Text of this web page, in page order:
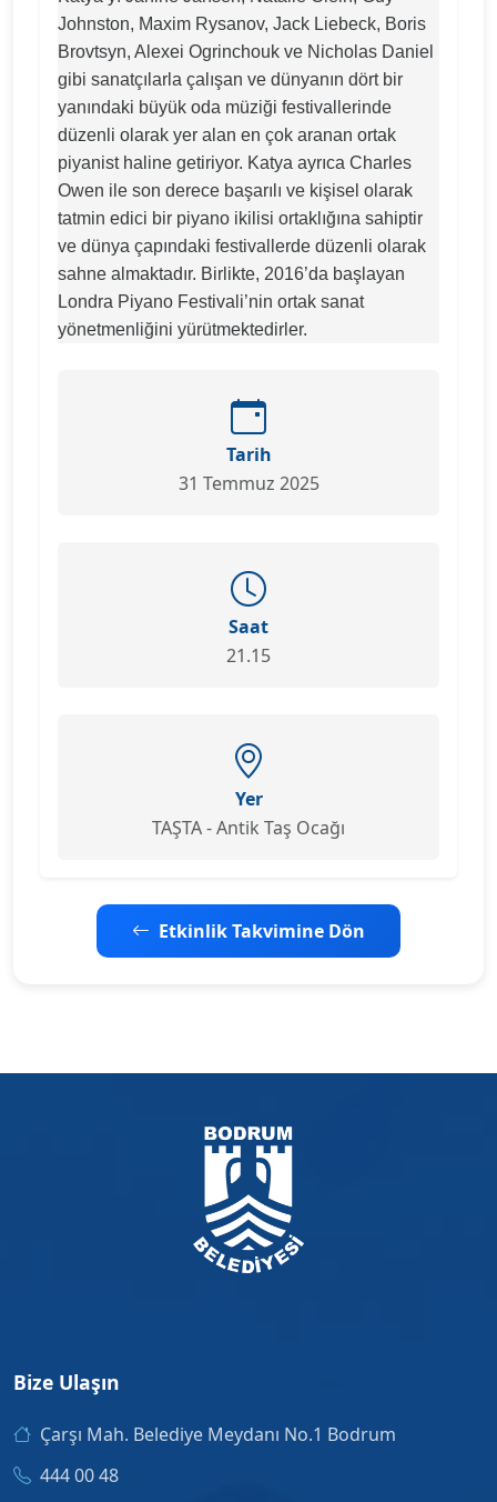
Johnston, Maxim Rysanov, Jack Liebeck, Boris
Brovtsyn, Alexei Ogrinchouk ve Nicholas Daniel
gibi sanatçılarla çalışan ve dünyanın dört bir
yanındaki büyük oda müziği festivallerinde
düzenli olarak yer alan en çok aranan ortak
piyanist haline getiriyor. Katya ayrıca Charles
Owen ile son derece başarılı ve kişisel olarak
tatmin edici bir piyano ikilisi ortaklığına sahiptir
ve dünya çapındaki festivallerde düzenli olarak
sahne almaktadır. Birlikte, 2016’da başlayan
Londra Piyano Festivali’nin ortak sanat
yönetmenliğini yürütmektedirler.
Tarih
31 Temmuz 2025
Saat
21.15
Yer
TAŞTA - Antik Taş Ocağı
Etkinlik Takvimine Dön
Bize Ulaşın
Çarşı Mah. Belediye Meydanı No.1 Bodrum
444 00 48